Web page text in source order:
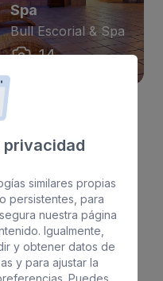
Spa
Bull Escorial & Spa
14
nuestras
privacidad
similares propias
persistentes, para
nuestra página
Igualmente,
y obtener datos de
y para ajustar la
Puedes